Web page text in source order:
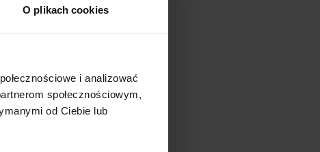
O plikach cookies
i analizować
społecznościowym,
od Ciebie lub